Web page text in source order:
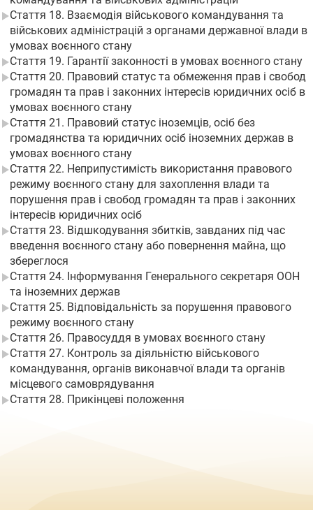
Стаття 18. Взаємодія військового командування та
військових адміністрацій з органами державної влади в
умовах воєнного стану
Стаття 19. Гарантії законності в умовах воєнного стану
Стаття 20. Правовий статус та обмеження прав і свобод
громадян та прав і законних інтересів юридичних осіб в
умовах воєнного стану
Стаття 21. Правовий статус іноземців, осіб без
громадянства та юридичних осіб іноземних держав в
умовах воєнного стану
Стаття 22. Неприпустимість використання правового
режиму воєнного стану для захоплення влади та
порушення прав і свобод громадян та прав і законних
інтересів юридичних осіб
Стаття 23. Відшкодування збитків, завданих під час
введення воєнного стану або повернення майна, що
збереглося
Стаття 24. Інформування Генерального секретаря ООН
та іноземних держав
Стаття 25. Відповідальність за порушення правового
режиму воєнного стану
Стаття 26. Правосуддя в умовах воєнного стану
Стаття 27. Контроль за діяльністю військового
командування, органів виконавчої влади та органів
місцевого самоврядування
Стаття 28. Прикінцеві положення